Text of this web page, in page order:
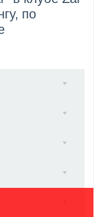
волну участ...
по